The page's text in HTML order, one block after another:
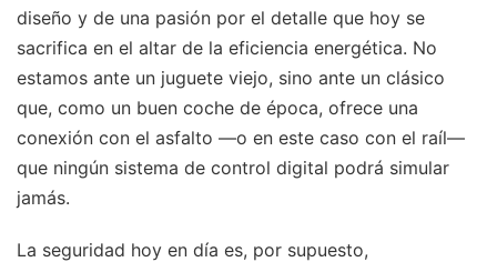
diseño y de una pasión por el detalle que hoy se
sacrifica en el altar de la eficiencia energética. No
estamos ante un juguete viejo, sino ante un clásico
que, como un buen coche de época, ofrece una
conexión con el asfalto —o en este caso con el raíl—
que ningún sistema de control digital podrá simular
jamás.
La seguridad hoy en día es, por supuesto,